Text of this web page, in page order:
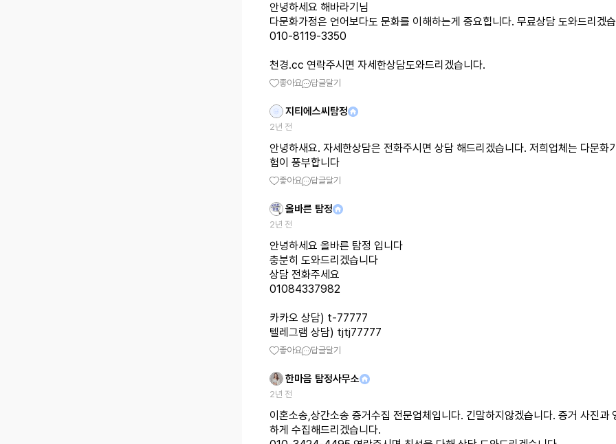
안녕하세요 해바라기님
다문화가정은 언어보다도 문화를 이해하는게 중요힙니다. 무료상담 도와드리겠
010-8119-3350
천경.cc 연락주시면 자세한상담도와드리겠습니다.
좋아요 답글달기
지티에스씨탐정
2년 전
안녕하새요. 자세한상담은 전화주시면 상담 해드리겠습니다. 저희업체는 다문화
험이 풍부합니다
좋아요 답글달기
올바른 탐정
2년 전
안녕하세요 올바른 탐정 입니다
충분히 도와드리겠습니다
상담 전화주세요
01084337982
카카오 상담) t-77777
텔레그램 상담) tjtj77777
좋아요 답글달기
한마음 탐정사무소
2년 전
이혼소송,상간소송 증거수집 전문업체입니다. 긴말하지않겠습니다. 증거 사진과
하게 수집해드리겠습니다.